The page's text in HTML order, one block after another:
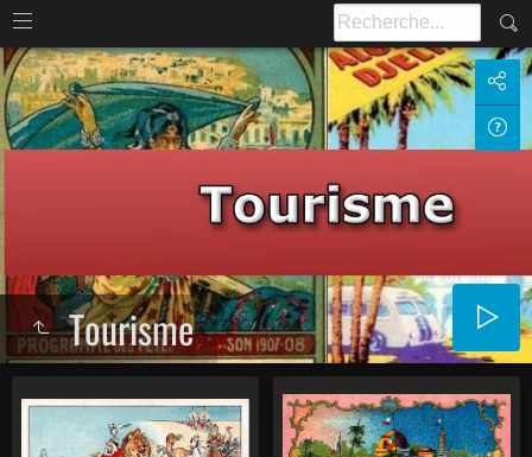
Tourisme